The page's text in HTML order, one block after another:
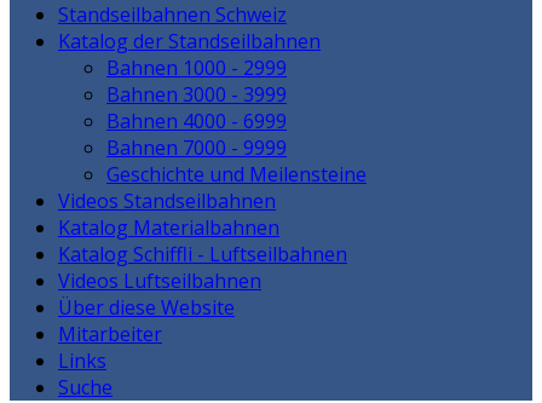
Standseilbahnen Schweiz
Katalog der Standseilbahnen
Bahnen 1000 - 2999
Bahnen 3000 - 3999
Bahnen 4000 - 6999
Bahnen 7000 - 9999
Geschichte und Meilensteine
Videos Standseilbahnen
Katalog Materialbahnen
Katalog Schiffli - Luftseilbahnen
Videos Luftseilbahnen
Über diese Website
Mitarbeiter
Links
Suche